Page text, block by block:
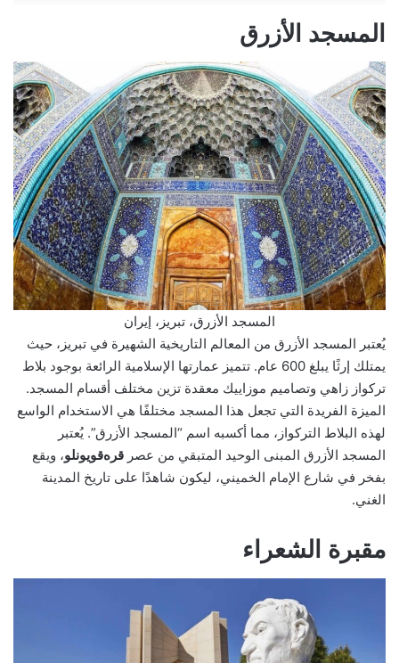
المسجد الأزرق
المسجد الأزرق، تبريز، إيران
يُعتبر المسجد الأزرق من المعالم التاريخية الشهيرة في تبريز، حيث
يمتلك إرثًا يبلغ 600 عام. تتميز عمارتها الإسلامية الرائعة بوجود بلاط
تركواز زاهي وتصاميم موزاييك معقدة تزين مختلف أقسام المسجد.
الميزة الفريدة التي تجعل هذا المسجد مختلفًا هي الاستخدام الواسع
لهذه البلاط التركواز، مما أكسبه اسم “المسجد الأزرق”. يُعتبر
المسجد الأزرق المبنى الوحيد المتبقي من عصر قره‌قویونلو، ويقع
بفخر في شارع الإمام الخميني، ليكون شاهدًا على تاريخ المدينة
الغني.
مقبرة الشعراء